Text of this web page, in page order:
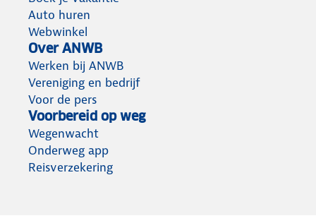
Auto huren
Webwinkel
Over ANWB
Werken bij ANWB
Vereniging en bedrijf
Voor de pers
Voorbereid op weg
Wegenwacht
Onderweg app
Reisverzekering